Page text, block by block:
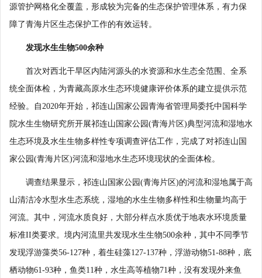
源管护网格化全覆盖，形成较为完备的生态保护管理体系，有力保
障了青海片区生态保护工作的有效运转。
发现水生生物500余种
首次对西北干旱区内陆河源头的水资源和水生态全范围、全系
统全面体检，为青藏高原水生态环境健康评价体系的建立提供示范
经验。自2020年开始，祁连山国家公园青海省管理局委托中国科学
院水生生物研究所开展祁连山国家公园(青海片区)典型河流和湿地水
生态环境及水生生物多样性专项调查评估工作，完成了对祁连山国
家公园(青海片区)河流和湿地水生态环境现状的全面体检。
调查结果显示，祁连山国家公园(青海片区)的河流和湿地属于高
山清洁冷水型水生态系统，湿地的水生生物多样性和生物量均高于
河流。其中，河流水质良好，大部分样点水质优于地表水环境质量
标准II类要求。境内河流里共发现水生生物500余种，其中不同季节
发现浮游藻类56-127种，着生硅藻127-137种，浮游动物51-88种，底
栖动物61-93种，鱼类11种，水生高等植物71种，没有发现外来鱼